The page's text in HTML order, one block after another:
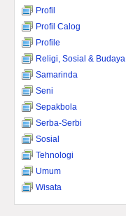
Profil
Profil Calog
Profile
Religi, Sosial & Budaya
Samarinda
Seni
Sepakbola
Serba-Serbi
Sosial
Tehnologi
Umum
Wisata